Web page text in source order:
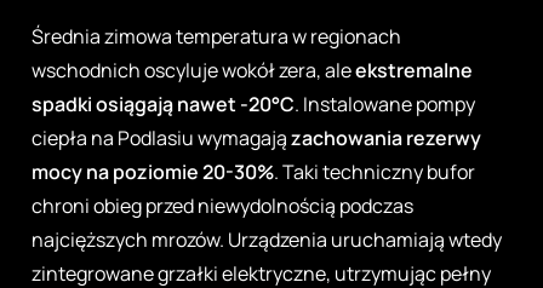
Średnia zimowa temperatura w regionach
wschodnich oscyluje wokół zera, aleekstremalne
spadki osiągają nawet -20°C. Instalowanepompy
ciepła na Podlasiuwymagajązachowania rezerwy
mocy na poziomie 20-30%. Taki techniczny bufor
chroni obieg przed niewydolnością podczas
najcięższych mrozów. Urządzenia uruchamiają wtedy
zintegrowane grzałki elektryczne, utrzymując pełny